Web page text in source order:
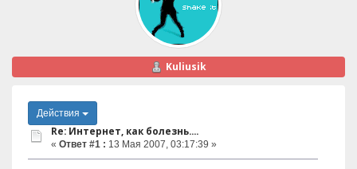
Kuliusik
Действия
Re: Интернет, как болезнь....
« Ответ #1 : 13 Мая 2007, 03:17:39 »